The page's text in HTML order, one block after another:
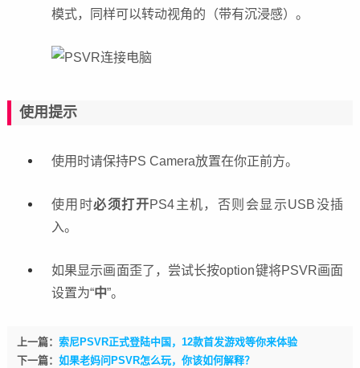
模式，同样可以转动视角的（带有沉浸感）。
使用提示
使用时请保持PS Camera放置在你正前方。
使用时必须打开PS4主机，否则会显示USB没插
入。
如果显示画面歪了，尝试长按option键将PSVR画面
设置为“中”。
上一篇： 索尼PSVR正式登陆中国，12款首发游戏等你来体验
下一篇： 如果老妈问PSVR怎么玩，你该如何解释？